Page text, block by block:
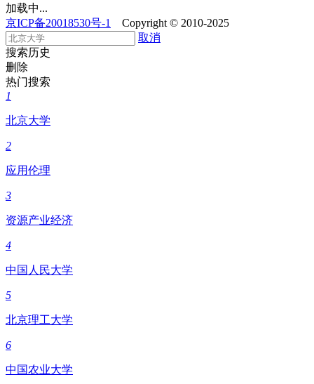
加载中...
京ICP备20018530号-1
Copyright © 2010-2025
取消
搜索历史
删除
热门搜索
1
北京大学
2
应用伦理
3
资源产业经济
4
中国人民大学
5
北京理工大学
6
中国农业大学